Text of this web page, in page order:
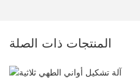
المنتجات ذات الصلة